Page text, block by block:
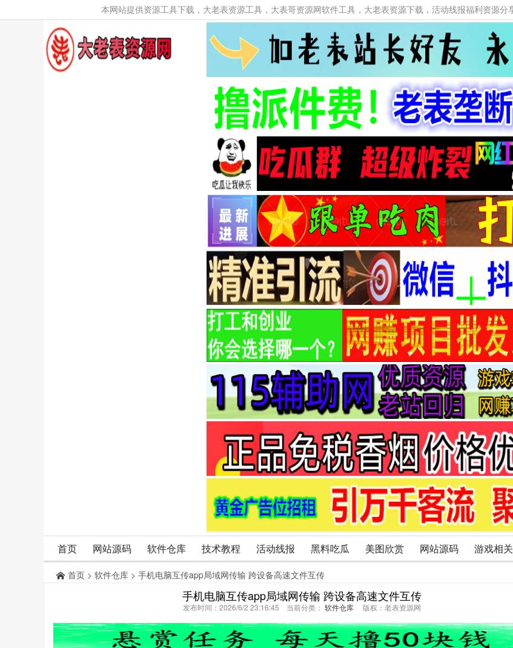
首页 网站源码 软件仓库 技术教程 活动线报 黑料吃瓜 美图欣赏 网站源码 游戏相关
首页 > 软件仓库 > 手机电脑互传app局域网传输 跨设备高速文件互传
手机电脑互传app局域网传输 跨设备高速文件互传
发布时间：2026/6/2 23:16:45 当前分类： 软件仓库版权：老表资源网